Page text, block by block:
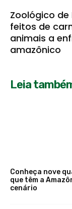
Zoológico
feitos de
animais a
amazônico
Leia
Conheça nove
que têm a
cenário